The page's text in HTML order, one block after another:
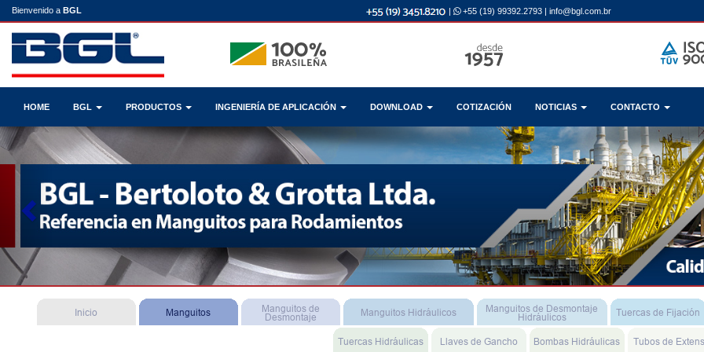
Bienvenido a BGL | +55 (19) 99392.2793 | info@bgl.com.br
HOME BGL PRODUCTOS INGENIERÍA DE APLICACIÓN DOWNLOAD COTIZACIÓN NOTICIAS CONTACTO
Previous